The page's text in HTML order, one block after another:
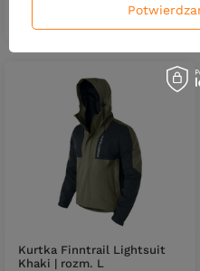
Ilość produktówDO KOSZYKA
Kurtka Finntrail Lightsuit
Khaki | rozm. L